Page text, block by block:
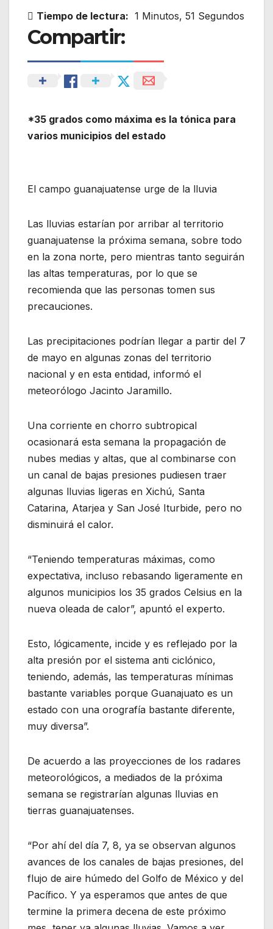
Tiempo de lectura: 1 Minutos, 51 Segundos
Compartir:
*35 grados como máxima es la tónica para
varios municipios del estado
El campo guanajuatense urge de la lluvia
Las lluvias estarían por arribar al territorio
guanajuatense la próxima semana, sobre todo
en la zona norte, pero mientras tanto seguirán
las altas temperaturas, por lo que se
recomienda que las personas tomen sus
precauciones.
Las precipitaciones podrían llegar a partir del 7
de mayo en algunas zonas del territorio
nacional y en esta entidad, informó el
meteorólogo Jacinto Jaramillo.
Una corriente en chorro subtropical
ocasionará esta semana la propagación de
nubes medias y altas, que al combinarse con
un canal de bajas presiones pudiesen traer
algunas lluvias ligeras en Xichú, Santa
Catarina, Atarjea y San José Iturbide, pero no
disminuirá el calor.
“Teniendo temperaturas máximas, como
expectativa, incluso rebasando ligeramente en
algunos municipios los 35 grados Celsius en la
nueva oleada de calor”, apuntó el experto.
Esto, lógicamente, incide y es reflejado por la
alta presión por el sistema anti ciclónico,
teniendo, además, las temperaturas mínimas
bastante variables porque Guanajuato es un
estado con una orografía bastante diferente,
muy diversa”.
De acuerdo a las proyecciones de los radares
meteorológicos, a mediados de la próxima
semana se registrarían algunas lluvias en
tierras guanajuatenses.
“Por ahí del día 7, 8, ya se observan algunos
avances de los canales de bajas presiones, del
flujo de aire húmedo del Golfo de México y del
Pacífico. Y ya esperamos que antes de que
termine la primera decena de este próximo